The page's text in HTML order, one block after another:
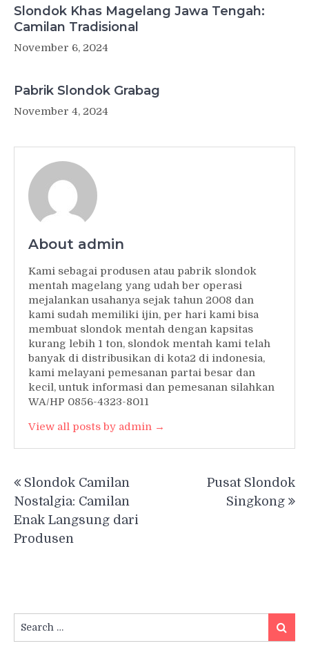
Slondok Khas Magelang Jawa Tengah:
Camilan Tradisional
November 6, 2024
Pabrik Slondok Grabag
November 4, 2024
About admin
Kami sebagai produsen atau pabrik slondok
mentah magelang yang udah ber operasi
mejalankan usahanya sejak tahun 2008 dan
kami sudah memiliki ijin, per hari kami bisa
membuat slondok mentah dengan kapsitas
kurang lebih 1 ton, slondok mentah kami telah
banyak di distribusikan di kota2 di indonesia,
kami melayani pemesanan partai besar dan
kecil, untuk informasi dan pemesanan silahkan
WA/HP 0856-4323-8011
View all posts by admin →
navigation
Slondok Camilan
Nostalgia: Camilan
Enak Langsung dari
Produsen
Pusat Slondok
Singkong
Search
for:
Search